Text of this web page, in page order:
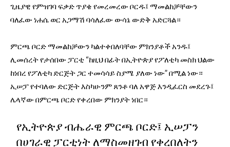
ጊዜያዊ የምዝገባ ፍቃድ ጥያቄ የመረመረው ቦርዱ፤ ማመልከቻቸውን
ባለፈው ነሐሴ ወር አጋማሽ ባሳለፈው ውሳኔ ውድቅ አድርጓል።
ምርጫ ቦርድ ማመልከቻውን ካልተቀበለባቸው ምክንያቶች አንዱ፤
ሊመሰረት የታሰበው ፓርቲ “ከዚህ በፊት በኢትዮጵያ የፖለቲካ መስክ ህልው
ከነበረ የፖለቲካ ድርጅት ጋር ተመሳሳይ ስያሜ ያለው ነው” በሚል ነው።
ኢሠፓ የተባለው ድርጅት እስካሁንም ጸንቶ ባለ አዋጅ እንዲፈርስ መደረጉ፤
ሌላኛው በምርጫ ቦርድ የቀረበው ምክንያት ነበር።
የኢትዮጵያ ብሔራዊ ምርጫ ቦርድ፤ ኢሠፓን
በሀገራዊ ፓርቲነት ለማስመዘገብ የቀረበለትን